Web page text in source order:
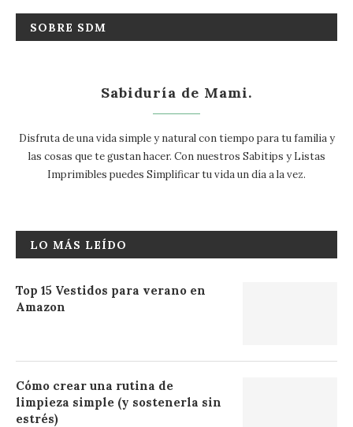
SOBRE SDM
Sabiduría de Mami.
Disfruta de una vida simple y natural con tiempo para tu familia y
las cosas que te gustan hacer. Con nuestros Sabitips y Listas
Imprimibles puedes Simplificar tu vida un día a la vez.
LO MÁS LEÍDO
Top 15 Vestidos para verano en
Amazon
Cómo crear una rutina de
limpieza simple (y sostenerla sin
estrés)